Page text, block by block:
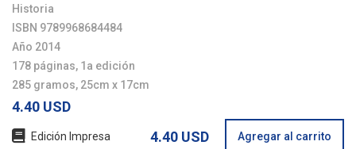
Historia
ISBN 9789968684484
Año 2014
178 páginas, 1a edición
285 gramos, 25cm x 17cm
4.40 USD
Edición Impresa 4.40 USD Agregar al carrito